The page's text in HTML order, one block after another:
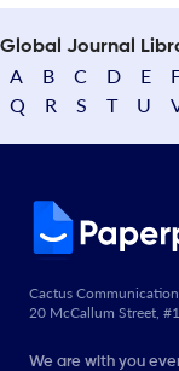
Global Journal
A B C D E
Q
R S T U
Cactus
20 McCallum Street,
We are with you